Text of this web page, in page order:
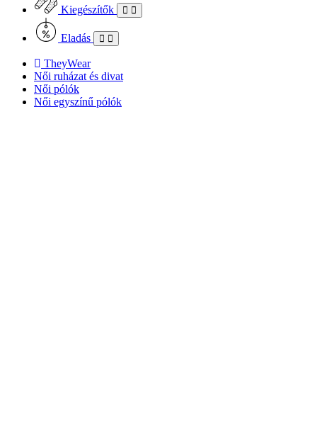
Kiegészítők
Eladás
TheyWear
Női ruházat és divat
Női pólók
Női egyszínű pólók